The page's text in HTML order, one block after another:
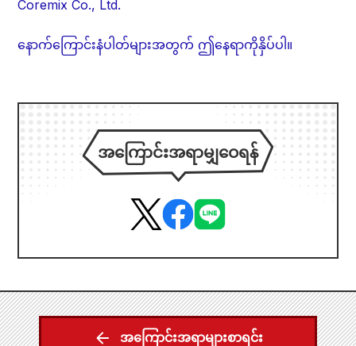
Coremix Co., Ltd.
နောက်ကြောင်းနံပါတ်များအတွက် ဤနေရာကိုနှိပ်ပါ။
အကြောင်းအရာမျှဝေရန်
အကြောင်းအရာများစာရင်း